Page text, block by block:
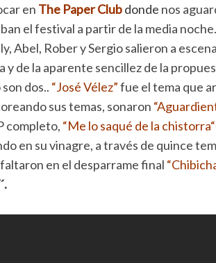
en The Paper Clubdonde nos
el festival a partir de la media
Abel, Rober y Sergio salieron a
y de la aparente sencillez de la
dos.. “José Vélez”fue el tema que
sus temas, sonaron
completo, “Me lo saqué de la
en su vinagre, a través de quince
en el desparrame final